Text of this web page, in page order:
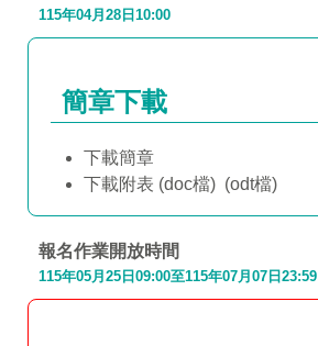
115年04月28日10:00
簡章下載
下載簡章
下載附表 (doc檔) (odt檔)
報名作業開放時間
115年05月25日09:00至115年07月07日23:59